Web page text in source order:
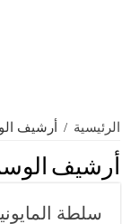
الرئيسية / أرشيف
أرشيف
سلطة